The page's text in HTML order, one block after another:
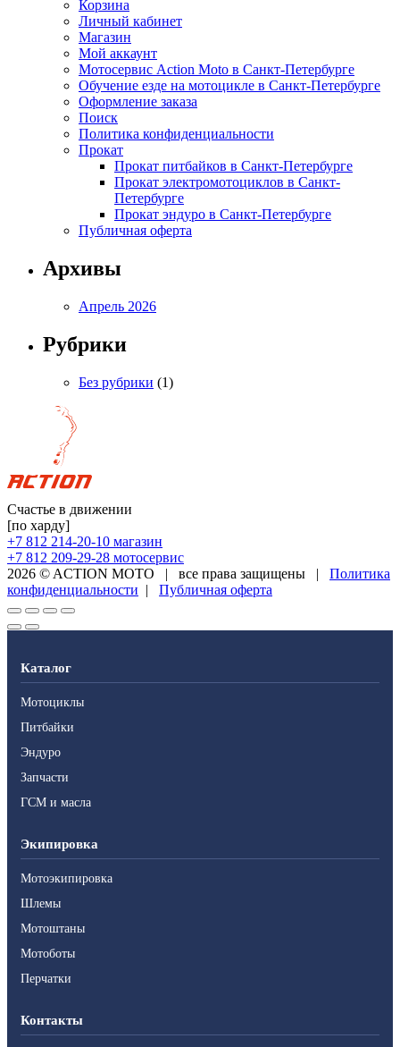
Корзина
Личный кабинет
Магазин
Мой аккаунт
Мотосервис Action Moto в Санкт-Петербурге
Обучение езде на мотоцикле в Санкт-Петербурге
Оформление заказа
Поиск
Политика конфиденциальности
Прокат
Прокат питбайков в Санкт-Петербурге
Прокат электромотоциклов в Санкт-
Петербурге
Прокат эндуро в Санкт-Петербурге
Публичная оферта
Архивы
Апрель 2026
Рубрики
Без рубрики (1)
Счастье в движении
[по харду]
+7 812 214-20-10 магазин
+7 812 209-29-28 мотосервис
2026 © ACTION MOTO | все права защищены |
Политика
конфиденциальности | Публичная оферта
Каталог
Мотоциклы
Питбайки
Эндуро
Запчасти
ГСМ и масла
Экипировка
Мотоэкипировка
Шлемы
Мотоштаны
Мотоботы
Перчатки
Контакты